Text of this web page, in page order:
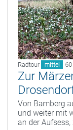
Radtour mittel
Zur
Von Bamberg
und weiter mit
an der